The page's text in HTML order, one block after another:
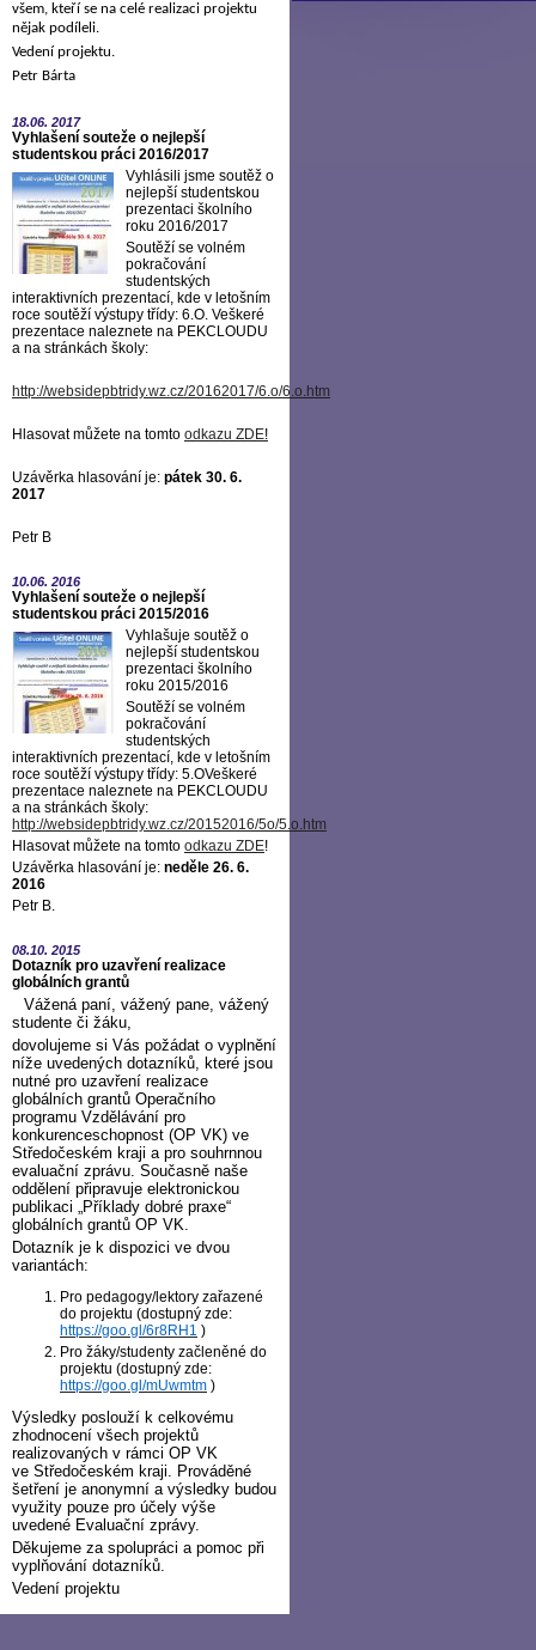
všem, kteří se na celé realizaci projektu
nějak podíleli.
Vedení projektu.
Petr Bárta
18.06. 2017
Vyhlašení souteže o nejlepší
studentskou práci 2016/2017
Vyhlásili jsme soutěž o
nejlepší studentskou
prezentaci školního
roku 2016/2017
Soutěží se volném
pokračování
studentských
interaktivních prezentací, kde v letošním
roce soutěží výstupy třídy: 6.O. Veškeré
prezentace naleznete na PEKCLOUDU
a na stránkách školy:
http://websidepbtridy.wz.cz/20162017/6.o/6.o.htm
Hlasovat můžete na tomto odkazu ZDE!
Uzávěrka hlasování je: pátek 30. 6.
2017
Petr B
10.06. 2016
Vyhlašení souteže o nejlepší
studentskou práci 2015/2016
Vyhlašuje soutěž o
nejlepší studentskou
prezentaci školního
roku 2015/2016
Soutěží se volném
pokračování
studentských
interaktivních prezentací, kde v letošním
roce soutěží výstupy třídy: 5.OVeškeré
prezentace naleznete na PEKCLOUDU
a na stránkách školy:
http://websidepbtridy.wz.cz/20152016/5o/5.o.htm
Hlasovat můžete na tomto odkazu ZDE!
Uzávěrka hlasování je: neděle 26. 6.
2016
Petr B.
08.10. 2015
Dotazník pro uzavření realizace
globálních grantů
Vážená paní, vážený pane, vážený
studente či žáku,
dovolujeme si Vás požádat o vyplnění
níže uvedených dotazníků, které jsou
nutné pro uzavření realizace
globálních grantů Operačního
programu Vzdělávání pro
konkurenceschopnost (OP VK) ve
Středočeském kraji a pro souhrnnou
evaluační zprávu. Současně naše
oddělení připravuje elektronickou
publikaci „Příklady dobré praxe“
globálních grantů OP VK.
Dotazník je k dispozici ve dvou
variantách:
Pro pedagogy/lektory zařazené
do projektu (dostupný zde:
https://goo.gl/6r8RH1 )
Pro žáky/studenty začleněné do
projektu (dostupný zde:
https://goo.gl/mUwmtm )
Výsledky poslouží k celkovému
zhodnocení všech projektů
realizovaných v rámci OP VK
ve Středočeském kraji. Prováděné
šetření je anonymní a výsledky budou
využity pouze pro účely výše
uvedené Evaluační zprávy.
Děkujeme za spolupráci a pomoc při
vyplňování dotazníků.
Vedení projektu